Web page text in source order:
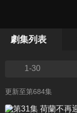
劇集列表
1-30
更新至第684集